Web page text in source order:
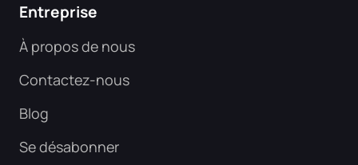
Entreprise
À propos de nous
Contactez-nous
Blog
Se désabonner